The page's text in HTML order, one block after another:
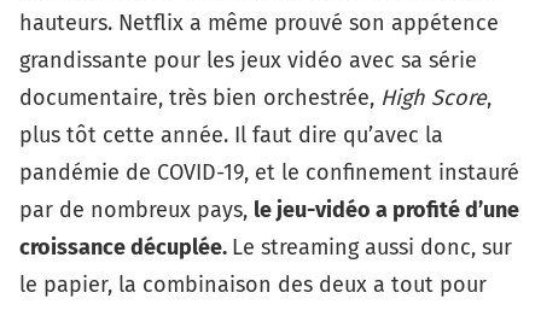
hauteurs. Netflix a même prouvé son appétence
grandissante pour les jeux vidéo avec sa série
documentaire, très bien orchestrée, High Score,
plus tôt cette année. Il faut dire qu’avec la
pandémie de COVID-19, et le confinement instauré
par de nombreux pays, le jeu-vidéo a profité d’une
croissance décuplée. Le streaming aussi donc, sur
le papier, la combinaison des deux a tout pour